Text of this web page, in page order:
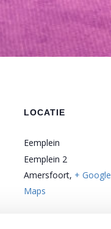
LOCATIE
Eemplein
Eemplein 2
Amersfoort, + Google
Maps